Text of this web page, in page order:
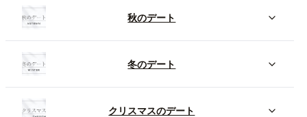
秋のデート
冬のデート
クリスマスのデート